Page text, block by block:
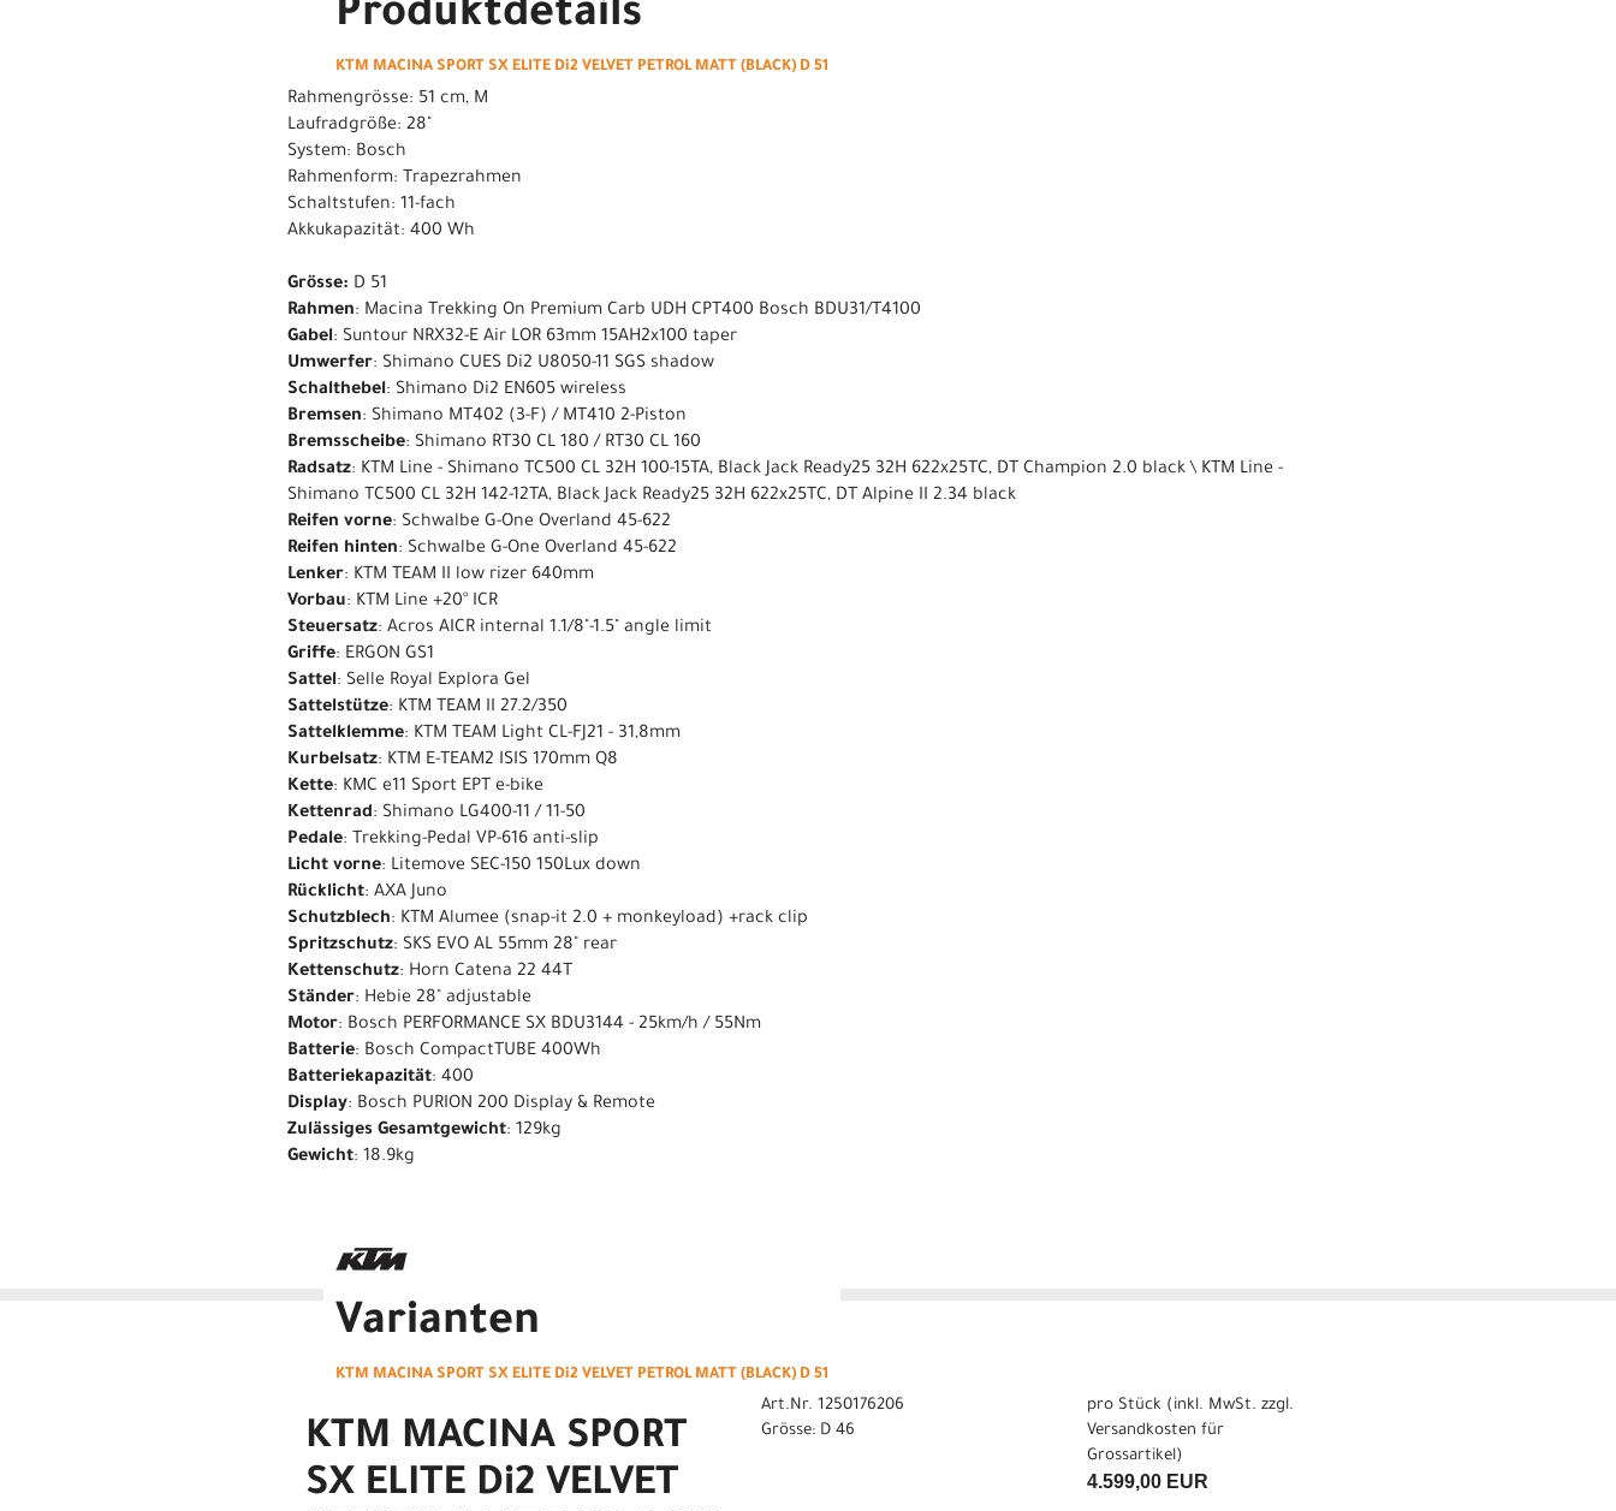
Produktdetails
KTM MACINA SPORT SX ELITE Di2 VELVET PETROL MATT (BLACK) D 51
Rahmengrösse: 51 cm, M
Laufradgröße: 28"
System: Bosch
Rahmenform: Trapezrahmen
Schaltstufen: 11-fach
Akkukapazität: 400 Wh
Grösse: D 51
Rahmen: Macina Trekking On Premium Carb UDH CPT400 Bosch BDU31/T4100
Gabel: Suntour NRX32-E Air LOR 63mm 15AH2x100 taper
Umwerfer: Shimano CUES Di2 U8050-11 SGS shadow
Schalthebel: Shimano Di2 EN605 wireless
Bremsen: Shimano MT402 (3-F) / MT410 2-Piston
Bremsscheibe: Shimano RT30 CL 180 / RT30 CL 160
Radsatz: KTM Line - Shimano TC500 CL 32H 100-15TA, Black Jack Ready25 32H 622x25TC, DT Champion 2.0 black \ KTM Line -
Shimano TC500 CL 32H 142-12TA, Black Jack Ready25 32H 622x25TC, DT Alpine II 2.34 black
Reifen vorne: Schwalbe G-One Overland 45-622
Reifen hinten: Schwalbe G-One Overland 45-622
Lenker: KTM TEAM II low rizer 640mm
Vorbau: KTM Line +20° ICR
Steuersatz: Acros AICR internal 1.1/8"-1.5" angle limit
Griffe: ERGON GS1
Sattel: Selle Royal Explora Gel
Sattelstütze: KTM TEAM II 27.2/350
Sattelklemme: KTM TEAM Light CL-FJ21 - 31,8mm
Kurbelsatz: KTM E-TEAM2 ISIS 170mm Q8
Kette: KMC e11 Sport EPT e-bike
Kettenrad: Shimano LG400-11 / 11-50
Pedale: Trekking-Pedal VP-616 anti-slip
Licht vorne: Litemove SEC-150 150Lux down
Rücklicht: AXA Juno
Schutzblech: KTM Alumee (snap-it 2.0 + monkeyload) +rack clip
Spritzschutz: SKS EVO AL 55mm 28" rear
Kettenschutz: Horn Catena 22 44T
Ständer: Hebie 28" adjustable
Motor: Bosch PERFORMANCE SX BDU3144 - 25km/h / 55Nm
Batterie: Bosch CompactTUBE 400Wh
Batteriekapazität: 400
Display: Bosch PURION 200 Display & Remote
Zulässiges Gesamtgewicht: 129kg
Gewicht: 18.9kg
Varianten
KTM MACINA SPORT SX ELITE Di2 VELVET PETROL MATT (BLACK) D 51
KTM MACINA SPORT
SX ELITE Di2 VELVET
Art.Nr. 1250176206
Grösse: D 46
pro Stück (inkl. MwSt. zzgl.
Versandkosten für
Grossartikel)
4.599,00 EUR